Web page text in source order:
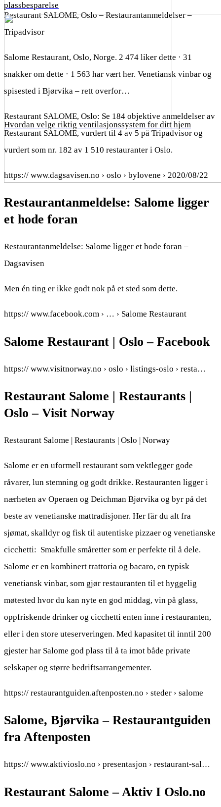
plassbesparelse
Hvordan velge riktig ventilasjonssystem for ditt hjem
Restaurant SALOME, Oslo – Restaurantanmeldelser –
Tripadvisor
Salome Restaurant, Oslo, Norge. 2 474 liker dette · 31
snakker om dette · 1 563 har vært her. Venetiansk vinbar og
spisested i Bjørvika – rett overfor…
Restaurant SALOME, Oslo: Se 184 objektive anmeldelser av
Restaurant SALOME, vurdert til 4 av 5 på Tripadvisor og
vurdert som nr. 182 av 1 510 restauranter i Oslo.
https:// www.dagsavisen.no › oslo › bylovene › 2020/08/22
Restaurantanmeldelse: Salome ligger
et hode foran
Restaurantanmeldelse: Salome ligger et hode foran –
Dagsavisen
Men én ting er ikke godt nok på et sted som dette.
https:// www.facebook.com › … › Salome Restaurant
Salome Restaurant | Oslo – Facebook
https:// www.visitnorway.no › oslo › listings-oslo › resta…
Restaurant Salome | Restaurants |
Oslo – Visit Norway
Restaurant Salome | Restaurants | Oslo | Norway
Salome er en uformell restaurant som vektlegger gode
råvarer, lun stemning og godt drikke. Restauranten ligger i
nærheten av Operaen og Deichman Bjørvika og byr på det
beste av venetianske mattradisjoner. Her får du alt fra
sjømat, skalldyr og fisk til autentiske pizzaer og venetianske
cicchetti: Smakfulle småretter som er perfekte til å dele.
Salome er en kombinert trattoria og bacaro, en typisk
venetiansk vinbar, som gjør restauranten til et hyggelig
møtested hvor du kan nyte en god middag, vin på glass,
oppfriskende drinker og cicchetti enten inne i restauranten,
eller i den store uteserveringen. Med kapasitet til inntil 200
gjester har Salome god plass til å ta imot både private
selskaper og større bedriftsarrangementer.
https:// restaurantguiden.aftenposten.no › steder › salome
Salome, Bjørvika – Restaurantguiden
fra Aftenposten
https:// www.aktivioslo.no › presentasjon › restaurant-sal…
Restaurant Salome – Aktiv I Oslo.no